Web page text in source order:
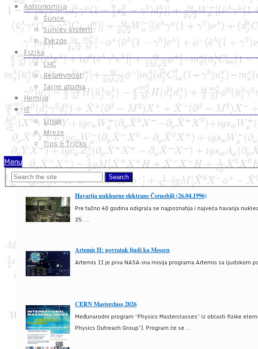
Astronomija
Sunce
Sunčev sistem
Zvezde
Fizika
LHC
Relativnost
Tajne atoma
Hemija
IT
Linux
Mreze
Tips & Tricks
Menu
Havarija nuklearne elektrane Černobilj (26.04.1996)
Pre tačno 40 godina odigrala se najpoznatija i najveća havarija
25. ...
Artemis II: povratak ljudi ka Mesecu
Artemis II je prva NASA-ina misija programa Artemis sa ljudskom
CERN Masterclass 2026
Međunarodni program “Physics Masterclasses” iz oblasti fizike
Physics Outreach Group”). Program će se ...